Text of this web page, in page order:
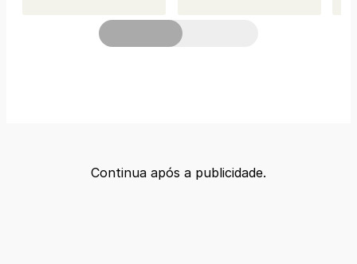
Continua após a publicidade.